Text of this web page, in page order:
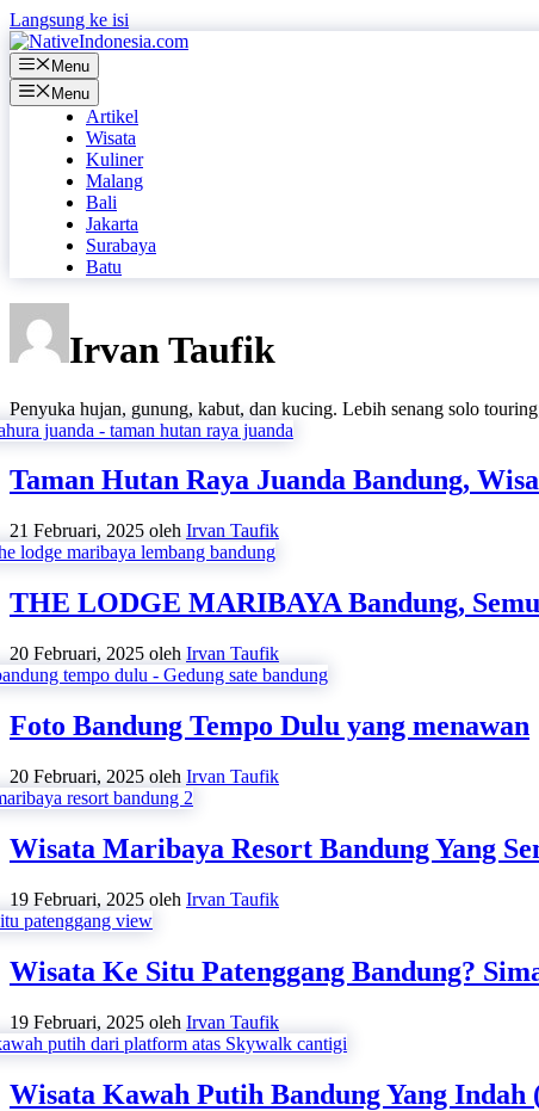
Langsung ke isi
Menu
Menu
Artikel
Wisata
Kuliner
Malang
Bali
Jakarta
Surabaya
Batu
Irvan Taufik
Penyuka hujan, gunung, kabut, dan kucing. Lebih senang solo
Taman Hutan Raya Juanda Bandung,
21 Februari, 2025 oleh Irvan Taufik
THE LODGE MARIBAYA Bandung,
20 Februari, 2025 oleh Irvan Taufik
Foto Bandung Tempo Dulu yang menawan
20 Februari, 2025 oleh Irvan Taufik
Wisata Maribaya Resort Bandung Yang
19 Februari, 2025 oleh Irvan Taufik
Wisata Ke Situ Patenggang Bandung?
19 Februari, 2025 oleh Irvan Taufik
Wisata Kawah Putih Bandung Yang